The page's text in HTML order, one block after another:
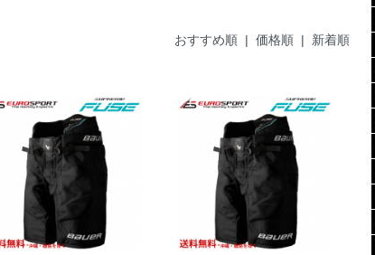
おすすめ順 |価格順 | 新着順